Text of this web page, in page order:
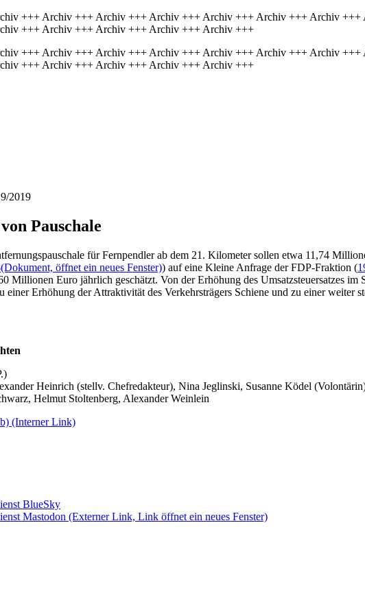
+++ Archiv +++ Archiv +++ Archiv +++ Archiv +++ Archiv +++ Archiv
+++ Archiv +++ Archiv +++ Archiv +++ Archiv +++
+++ Archiv +++ Archiv +++ Archiv +++ Archiv +++ Archiv +++ Archiv
+++ Archiv +++ Archiv +++ Archiv +++ Archiv +++
2019
Pauschale
für Fernpendler ab dem 21. Kilometer sollen etwa 11,74
(Dokument, öffnet ein neues Fenster)) auf eine Kleine Anfrage der FDP-Fraktion (
Millionen Euro jährlich geschätzt. Von der Erhöhung des Umsatzsteuersatzes
einer Erhöhung der Attraktivität des Verkehrsträgers Schiene und zu einer weiter
Heinrich (stellv. Chefredakteur), Nina Jeglinski, Susanne Ködel
Helmut Stoltenberg, Alexander Weinlein
(Interner Link)
BlueSky
Mastodon (Externer Link, Link öffnet ein neues Fenster)